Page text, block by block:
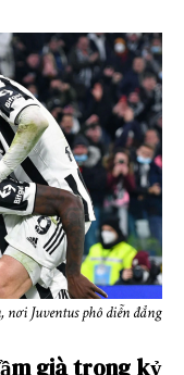
Juventus phô diễn đẳng
già trong kỷ